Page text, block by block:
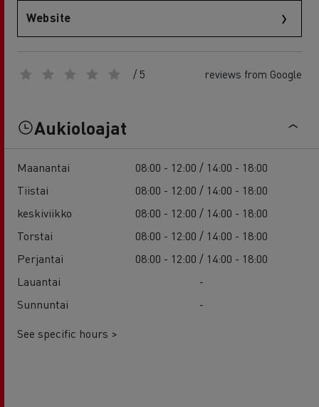
Website
/ 5 reviews from Google
Aukioloajat
Maanantai
08:00 - 12:00 / 14:00 - 18:00
Tiistai
08:00 - 12:00 / 14:00 - 18:00
keskiviikko
08:00 - 12:00 / 14:00 - 18:00
Torstai
08:00 - 12:00 / 14:00 - 18:00
Perjantai
08:00 - 12:00 / 14:00 - 18:00
Lauantai
-
Sunnuntai
-
See specific hours >